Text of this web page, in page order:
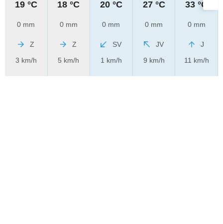
19 °C
0 mm
Z
3 km/h
18 °C
0 mm
Z
5 km/h
20 °C
0 mm
SV
1 km/h
27 °C
0 mm
JV
9 km/h
33 °C
0 mm
J
11 km/h